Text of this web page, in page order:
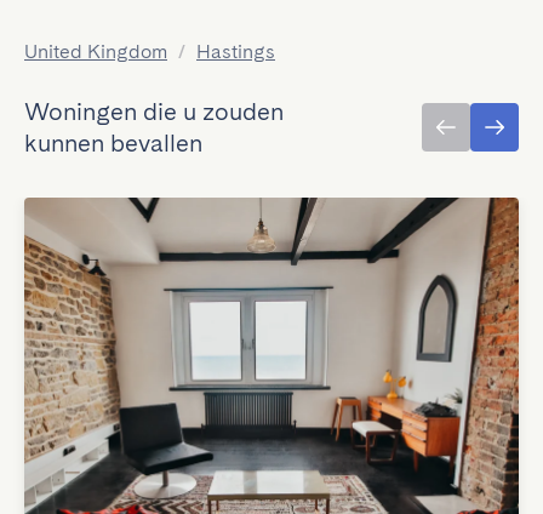
United Kingdom / Hastings
Woningen die u zouden
kunnen bevallen